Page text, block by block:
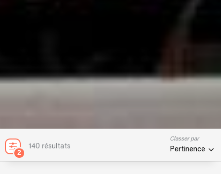
2
140 résultats
Classer par
Pertinence